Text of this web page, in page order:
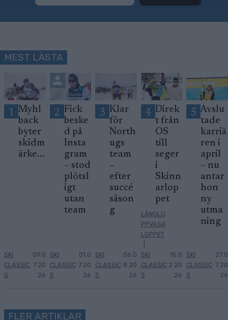
MEST LÄSTA
1 Myhl
back
byter
skidm
ärke...
SKI
CLASSIC
S
09.0
7.20
26
2 Fick
beske
d på
Insta
gram
– stod
plötsl
igt
utan
team
SKI
CLASSIC
S
01.0
7.20
26
3 Klar
för
North
ugs
team
–
efter
succé
säson
g
SKI
CLASSIC
S
06.0
8.20
26
4 Direk
t från
OS
till
seger
i
Skinn
arlop
pet
LÅNGLO
PPVASA
LOPPET
SKI
CLASSIC
S
15.0
2.20
26
5 Avslu
tade
karriä
ren i
april
– nu
antar
hon
ny
utma
ning
SKI
CLASSIC
S
27.0
7.20
26
FLER ARTIKLAR